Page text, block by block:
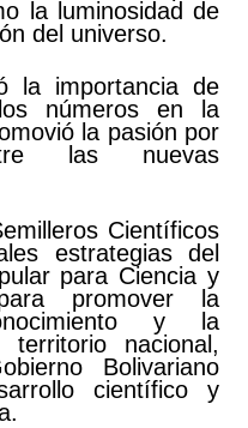
la luminosidad de
del universo.
la importancia de
números en la
la pasión por
las nuevas
Científicos
estrategias del
para Ciencia y
promover la
y la
nacional,
Bolivariano
científico y